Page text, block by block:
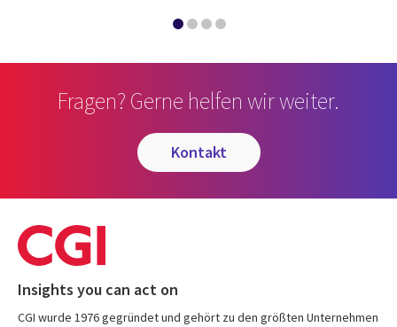
Fragen? Gerne helfen wir weiter.
kontakt
Insights you can act on
CGI wurde 1976 gegründet und gehört zu den größten Unternehmen